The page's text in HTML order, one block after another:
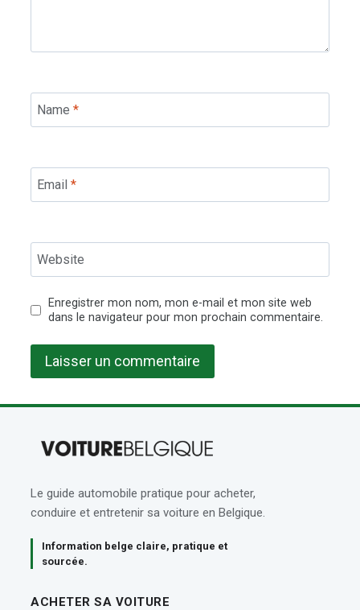
Name *
Email *
Website
Enregistrer mon nom, mon e-mail et mon site web
dans le navigateur pour mon prochain commentaire.
Le guide automobile pratique pour acheter,
conduire et entretenir sa voiture en Belgique.
Information belge claire, pratique et
sourcée.
ACHETER SA VOITURE